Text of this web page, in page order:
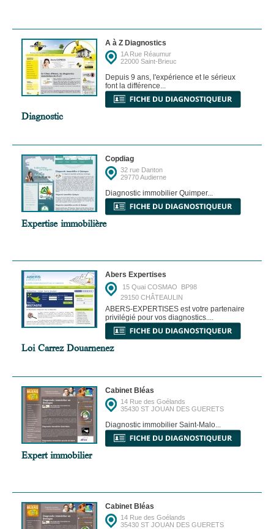
A à Z Diagnostics
1A Rue Réaumur
22000 Saint-Brieuc
Depuis 9 ans, l'expérience et le sérieux
font la différence...
Diagnostic
Copdiag
32 rue Danton
29770 Audierne
Diagnostic immobilier Quimper...
Expertise immobilière
Abers Expertises
15 Quai COSMAO  BP98
29150 CHÂTEAULIN
ABERS-EXPERTISES est votre partenaire
privilégié pour vos diagnostics....
Loi Carrez Douarnenez
Cabinet Bléas
14 Rue des Goélands
35430 ST JOUAN DES GUERETS
Diagnostic immobilier Saint-Malo...
Expert immobilier
Cabinet Bléas
14 Rue des Goélands
35430 ST JOUAN DES GUERETS